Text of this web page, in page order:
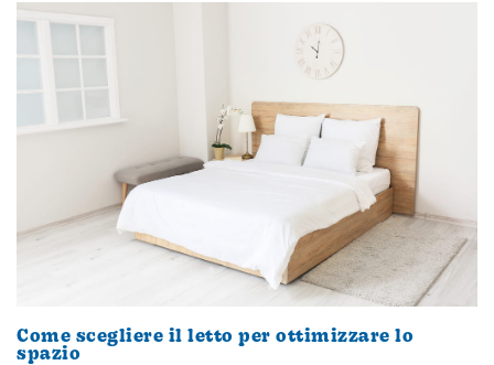
Come scegliere il letto per ottimizzare lo
spazio